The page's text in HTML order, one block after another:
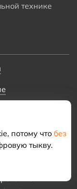
потому что без
тыкву.
технике
системы на
и